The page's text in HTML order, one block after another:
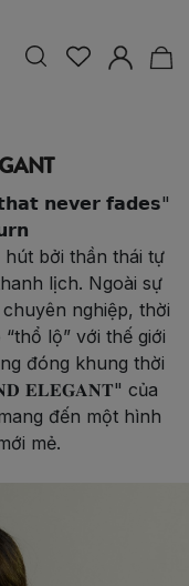
𝗻𝗲𝘃𝗲𝗿 𝗳𝗮𝗱𝗲𝘀"
bởi thần thái tự
lịch. Ngoài sự
nghiệp, thời
lộ” với thế giới
đóng khung thời
𝐄𝐋𝐄𝐆𝐀𝐍𝐓" của
đến một hình
mẻ.